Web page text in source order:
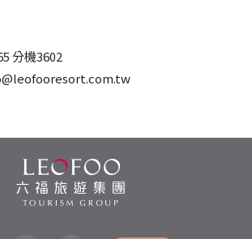
分機3602